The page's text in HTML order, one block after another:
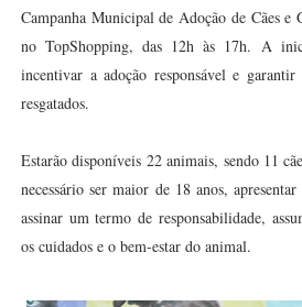
Campanha Municipal de Adoção de Cães e
no TopShopping, das 12h às 17h. A
incentivar a adoção responsável e
resgatados.
Estarão disponíveis 22 animais, sendo 11
necessário ser maior de 18 anos,
assinar um termo de responsabilidade,
os cuidados e o bem-estar do animal.